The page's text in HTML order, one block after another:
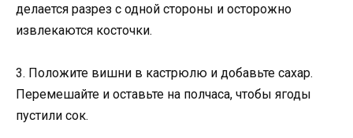
делается разрез с одной стороны и осторожно
извлекаются косточки.
3. Положите вишни в кастрюлю и добавьте сахар.
Перемешайте и оставьте на полчаса, чтобы ягоды
пустили сок.